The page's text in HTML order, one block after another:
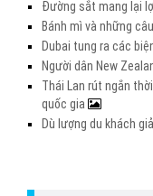
Đường sắt mang lại
Bánh mì và những
Dubai tung ra các
Người dân New
Thái Lan rút ngắn
quốc gia
Dù lượng du khách